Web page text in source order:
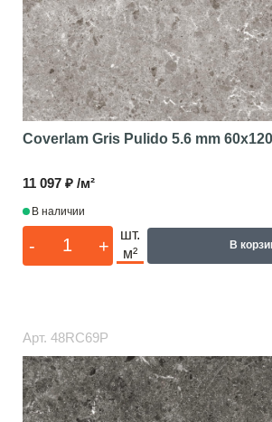
Coverlam Gris Pulido 5.6 mm
11 097 ₽ /м²
В наличии
- +
шт.
м²
В
Арт. 48RC69P